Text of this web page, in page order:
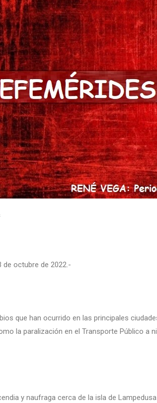
de octubre de 2022.-
que han ocurrido en las principales
la paralización en el Transporte Público a
y naufraga cerca de la isla de Lampedusa